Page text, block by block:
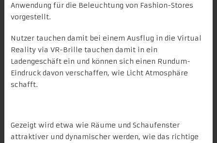
Anwendung für die Beleuchtung von Fashion-Stores
vorgestellt.
Nutzer tauchen damit bei einem Ausflug in die Virtual
Reality via VR-Brille tauchen damit in ein
Ladengeschäft ein und können sich einen Rundum-
Eindruck davon verschaffen, wie Licht Atmosphäre
schafft.
Gezeigt wird etwa wie Räume und Schaufenster
attraktiver und dynamischer werden, wie das richtige